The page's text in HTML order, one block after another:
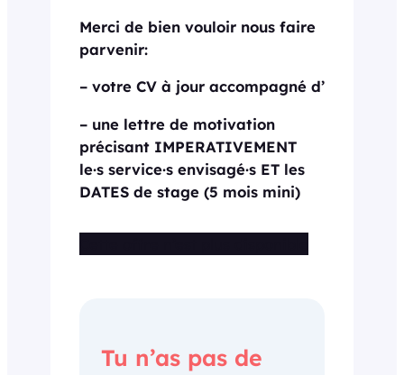
Merci de bien vouloir nous faire
parvenir:
– votre CV à jour accompagné d’
– une lettre de motivation
précisant IMPERATIVEMENT
le·s service·s envisagé·s ET les
DATES de stage (5 mois mini)
Tu n’as pas de